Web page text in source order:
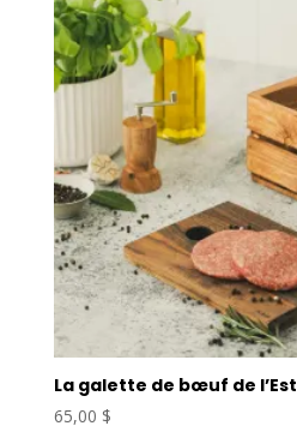
La galette de bœuf de l’Est
65,00 $